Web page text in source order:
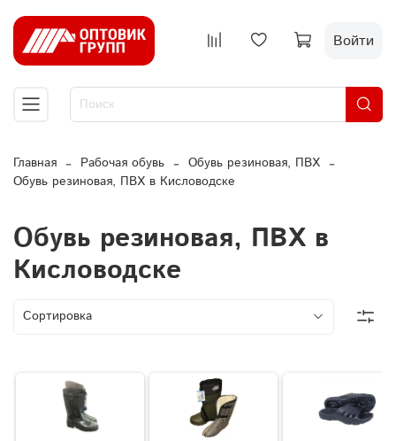
Войти
Главная Рабочая обувь
Обувь резиновая, ПВХ
Обувь резиновая, ПВХ в Кисловодске
Обувь резиновая, ПВХ в
Кисловодске